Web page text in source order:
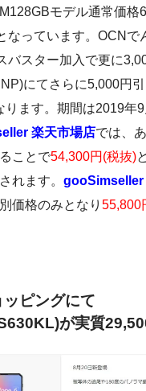
モデル通常価格
なっています。OCNで
バスター加入で更に
にてさらに5,000円引
ります。期間は2019年
楽天市場店では、
ことで54,300円(税抜)
されます。 gooSimseller
価格のみとなり 55,800
ピングにて
が実質